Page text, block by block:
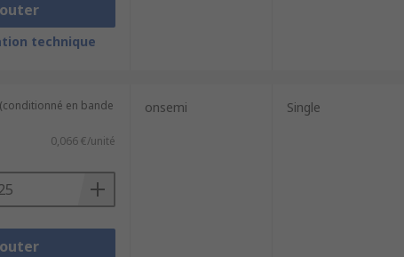
technique
en bande
0,066 €/unité
onsemi Single